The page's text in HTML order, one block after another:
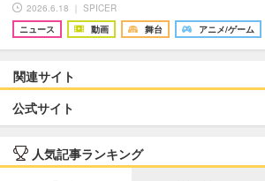
2026.6.18 ｜ SPICER
ニュース
動画 舞台 アニメ/ゲーム
関連サイト
公式サイト
人気記事ランキング